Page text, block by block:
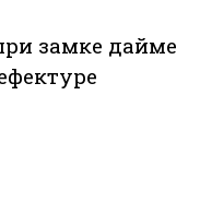
замке дайме